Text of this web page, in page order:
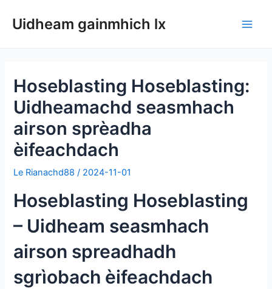
adhartUidheam gainmhich lx
Hoseblasting Hoseblasting:
Uidheamachd seasmhach
airson sprèadha
èifeachdach
Le Rianachd88/ 2024-11-01
Hoseblasting Hoseblasting
– Uidheam seasmhach
airson spreadhadh
sgrìobach èifeachdach